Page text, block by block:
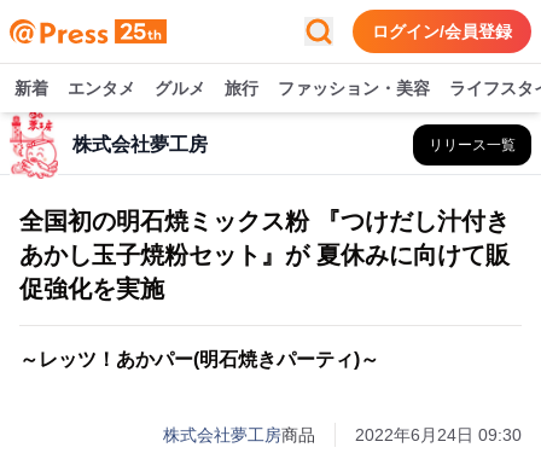
ログイン/会員登録
新着 エンタメ グルメ 旅行 ファッション・美容 ライフスタ
株式会社夢工房 リリース一覧
全国初の明石焼ミックス粉 『つけだし汁付き
あかし玉子焼粉セット』が 夏休みに向けて販
促強化を実施
～レッツ！あかパー(明石焼きパーティ)～
株式会社夢工房商品 2022年6月24日 09:30